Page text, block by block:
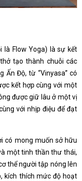
là Flow Yoga) là sự kết
tạo thành chuỗi các
Ấn Độ, từ “Vinyasa” có
kết hợp cùng với một
được giữ lâu ở một vị
với nhịp điệu để đạt
có mong muốn sở hữu
một tinh thần thư thái,
thể người tập nóng lên
kích thích mức độ hoạt